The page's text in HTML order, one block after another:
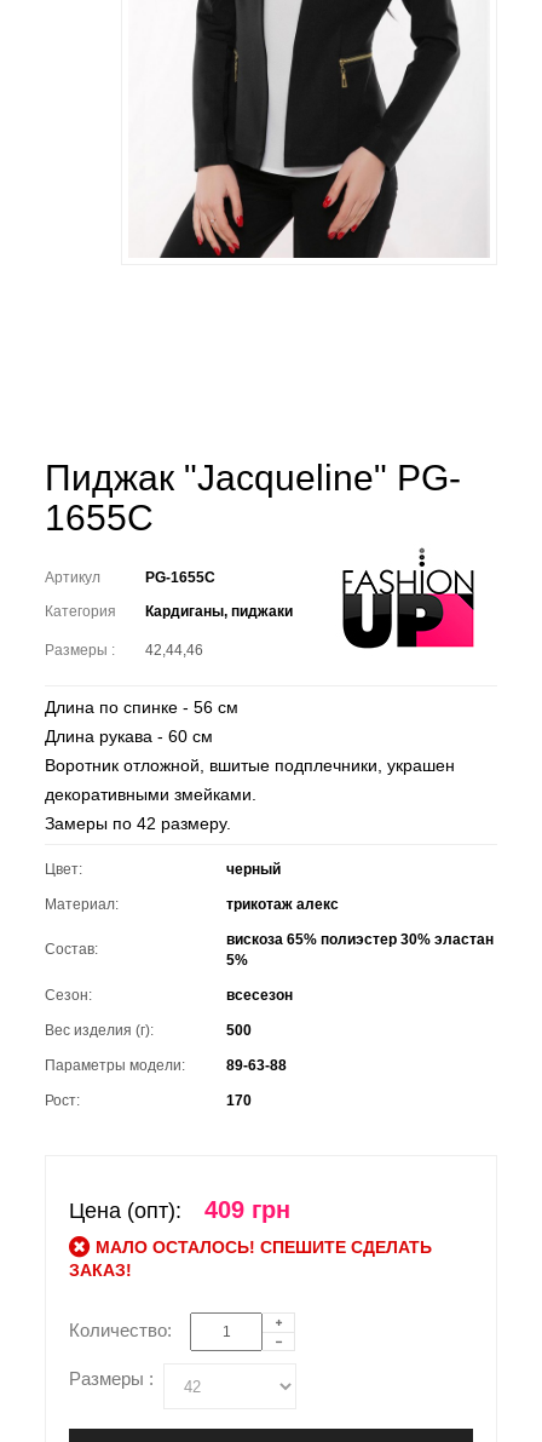
Пиджак "Jacqueline" PG-
1655C
Артикул
PG-1655C
Категория
Кардиганы, пиджаки
Размеры : 42,44,46
Длина по спинке - 56 см
Длина рукава - 60 см
Воротник отложной, вшитые подплечники, украшен
декоративными змейками.
Замеры по 42 размеру.
Цвет: черный
Материал: трикотаж алекс
Состав:
вискоза 65% полиэстер 30% эластан
5%
Сезон: всесезон
Вес изделия (г): 500
Параметры модели: 89-63-88
Рост: 170
Цена (опт): 409 грн
МАЛО ОСТАЛОСЬ! СПЕШИТЕ СДЕЛАТЬ
ЗАКАЗ!
Количество:
Размеры :